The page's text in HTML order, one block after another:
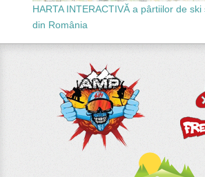
HARTA INTERACTIVĂ a pârtiilor de
din România